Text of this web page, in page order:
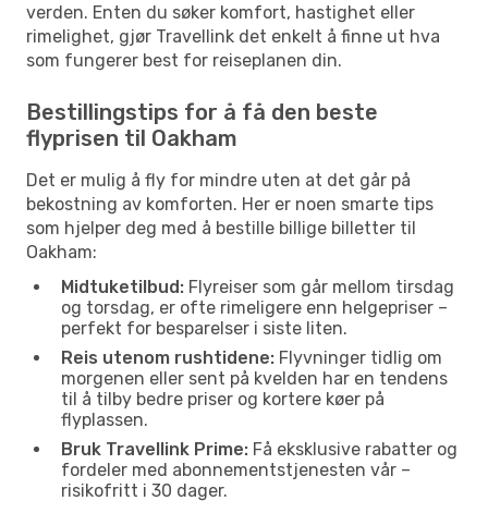
verden. Enten du søker komfort, hastighet eller
rimelighet, gjør Travellink det enkelt å finne ut hva
som fungerer best for reiseplanen din.
Bestillingstips for å få den beste
flyprisen til Oakham
Det er mulig å fly for mindre uten at det går på
bekostning av komforten. Her er noen smarte tips
som hjelper deg med å bestille billige billetter til
Oakham:
Midtuketilbud: Flyreiser som går mellom tirsdag
og torsdag, er ofte rimeligere enn helgepriser –
perfekt for besparelser i siste liten.
Reis utenom rushtidene: Flyvninger tidlig om
morgenen eller sent på kvelden har en tendens
til å tilby bedre priser og kortere køer på
flyplassen.
Bruk Travellink Prime: Få eksklusive rabatter og
fordeler med abonnementstjenesten vår –
risikofritt i 30 dager.